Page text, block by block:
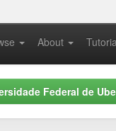
About
Federal de